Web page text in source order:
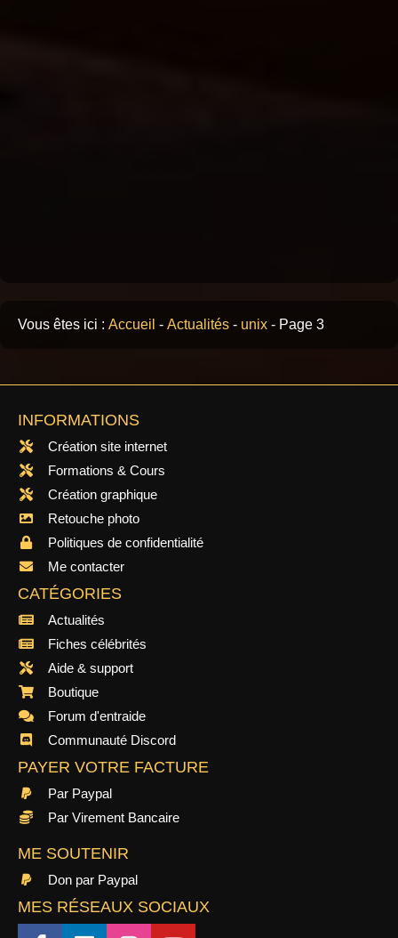
Vous êtes ici : Accueil - Actualités - unix - Page 3
INFORMATIONS
Création site internet
Formations & Cours
Création graphique
Retouche photo
Politiques de confidentialité
Me contacter
CATÉGORIES
Actualités
Fiches célébrités
Aide & support
Boutique
Forum d'entraide
Communauté Discord
PAYER VOTRE FACTURE
Par Paypal
Par Virement Bancaire
ME SOUTENIR
Don par Paypal
MES RÉSEAUX SOCIAUX